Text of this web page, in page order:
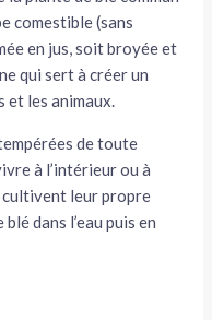
comestible (sans
en jus, soit broyée et
qui sert à créer un
et les animaux.
de toute
à l’intérieur ou à
cultivent leur propre
dans l’eau puis en